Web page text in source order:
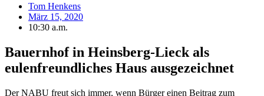
Tom Henkens
März 15, 2020
10:30 a.m.
Bauernhof in Heinsberg-Lieck als
eulenfreundliches Haus ausgezeichnet
Der NABU freut sich immer, wenn Bürger einen Beitrag zum